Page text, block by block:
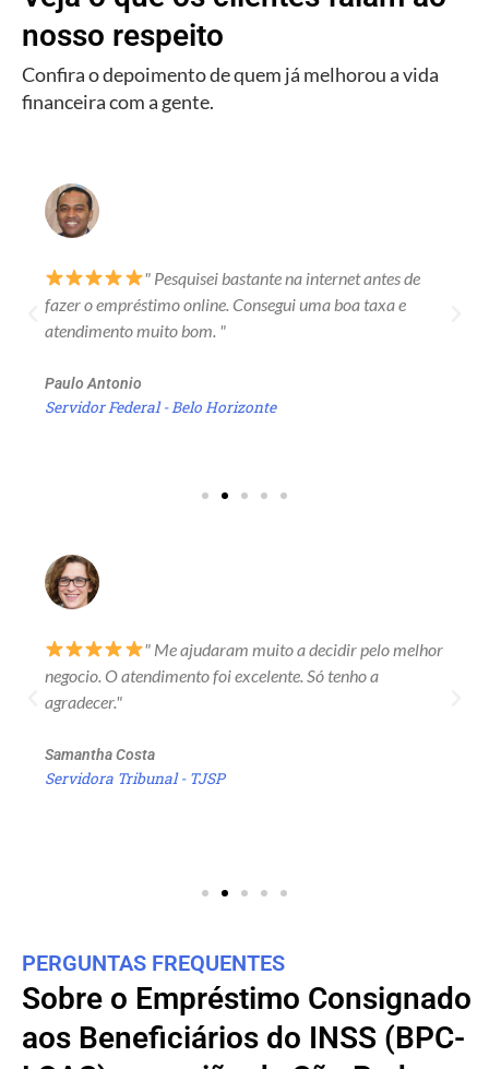
nosso respeito
Confira o depoimento de quem já melhorou a vida
financeira com a gente.
" Pesquisei bastante na internet antes de
fazer o empréstimo online. Consegui uma boa taxa e
atendimento muito bom. "
Paulo Antonio
Servidor Federal - Belo Horizonte
" Me ajudaram muito a decidir pelo melhor
negocio. O atendimento foi excelente. Só tenho a
agradecer."
Samantha Costa
Servidora Tribunal - TJSP
PERGUNTAS FREQUENTES
Sobre o Empréstimo Consignado
aos Beneficiários do INSS (BPC-